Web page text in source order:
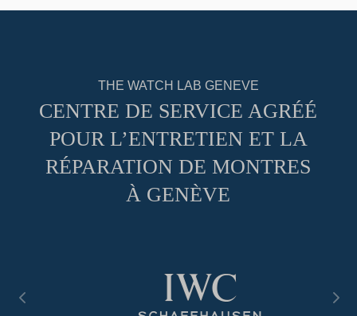
THE WATCH LAB GENEVE
CENTRE DE SERVICE AGRÉÉ
POUR L’ENTRETIEN ET LA
RÉPARATION DE MONTRES
À GENÈVE